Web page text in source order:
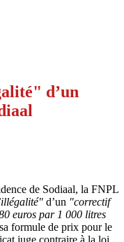
d’un
de Sodiaal, la FNPL
d’un "correctif
euros par 1 000 litres
formule de prix pour le
juge contraire à la loi